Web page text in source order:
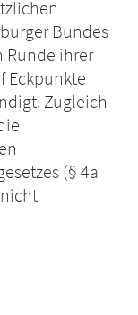
Bundes
Runde ihrer
Eckpunkte
Zugleich
(§ 4a
nicht